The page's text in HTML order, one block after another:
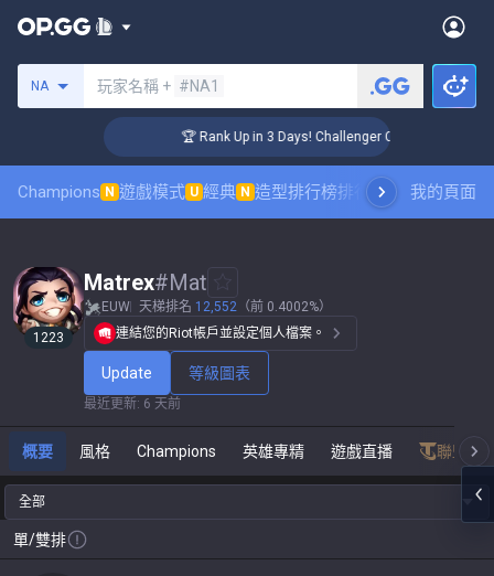
NA 玩家名稱 + #NA1
🏆 Rank Up in 3 Days! Challenger Coaching
Champions N 遊戲模式 U 經典 N 造型排行榜排行榜 職業對戰觀賽
我的頁面
1223
Matrex#Mat
EUW 天梯排名 12,552 （前 0.4002%）
連結您的Riot帳戶並設定個人檔案。
Update 等級圖表
最近更新: 6 天前
概要 風格 Champions 英雄專精 遊戲直播 聯盟戰
全部
單/雙排